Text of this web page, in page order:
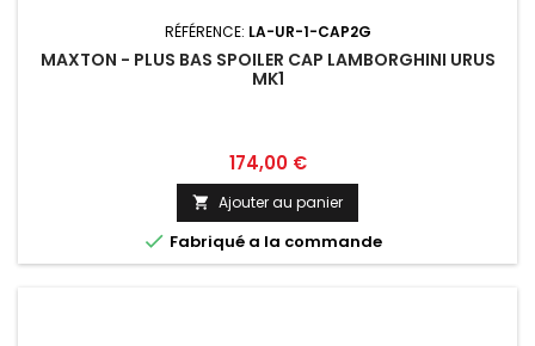
RÉFÉRENCE: LA-UR-1-CAP2G
MAXTON - PLUS BAS SPOILER CAP LAMBORGHINI URUS
MK1
Prix
174,00 €
 Ajouter au panier
 Fabriqué a la commande